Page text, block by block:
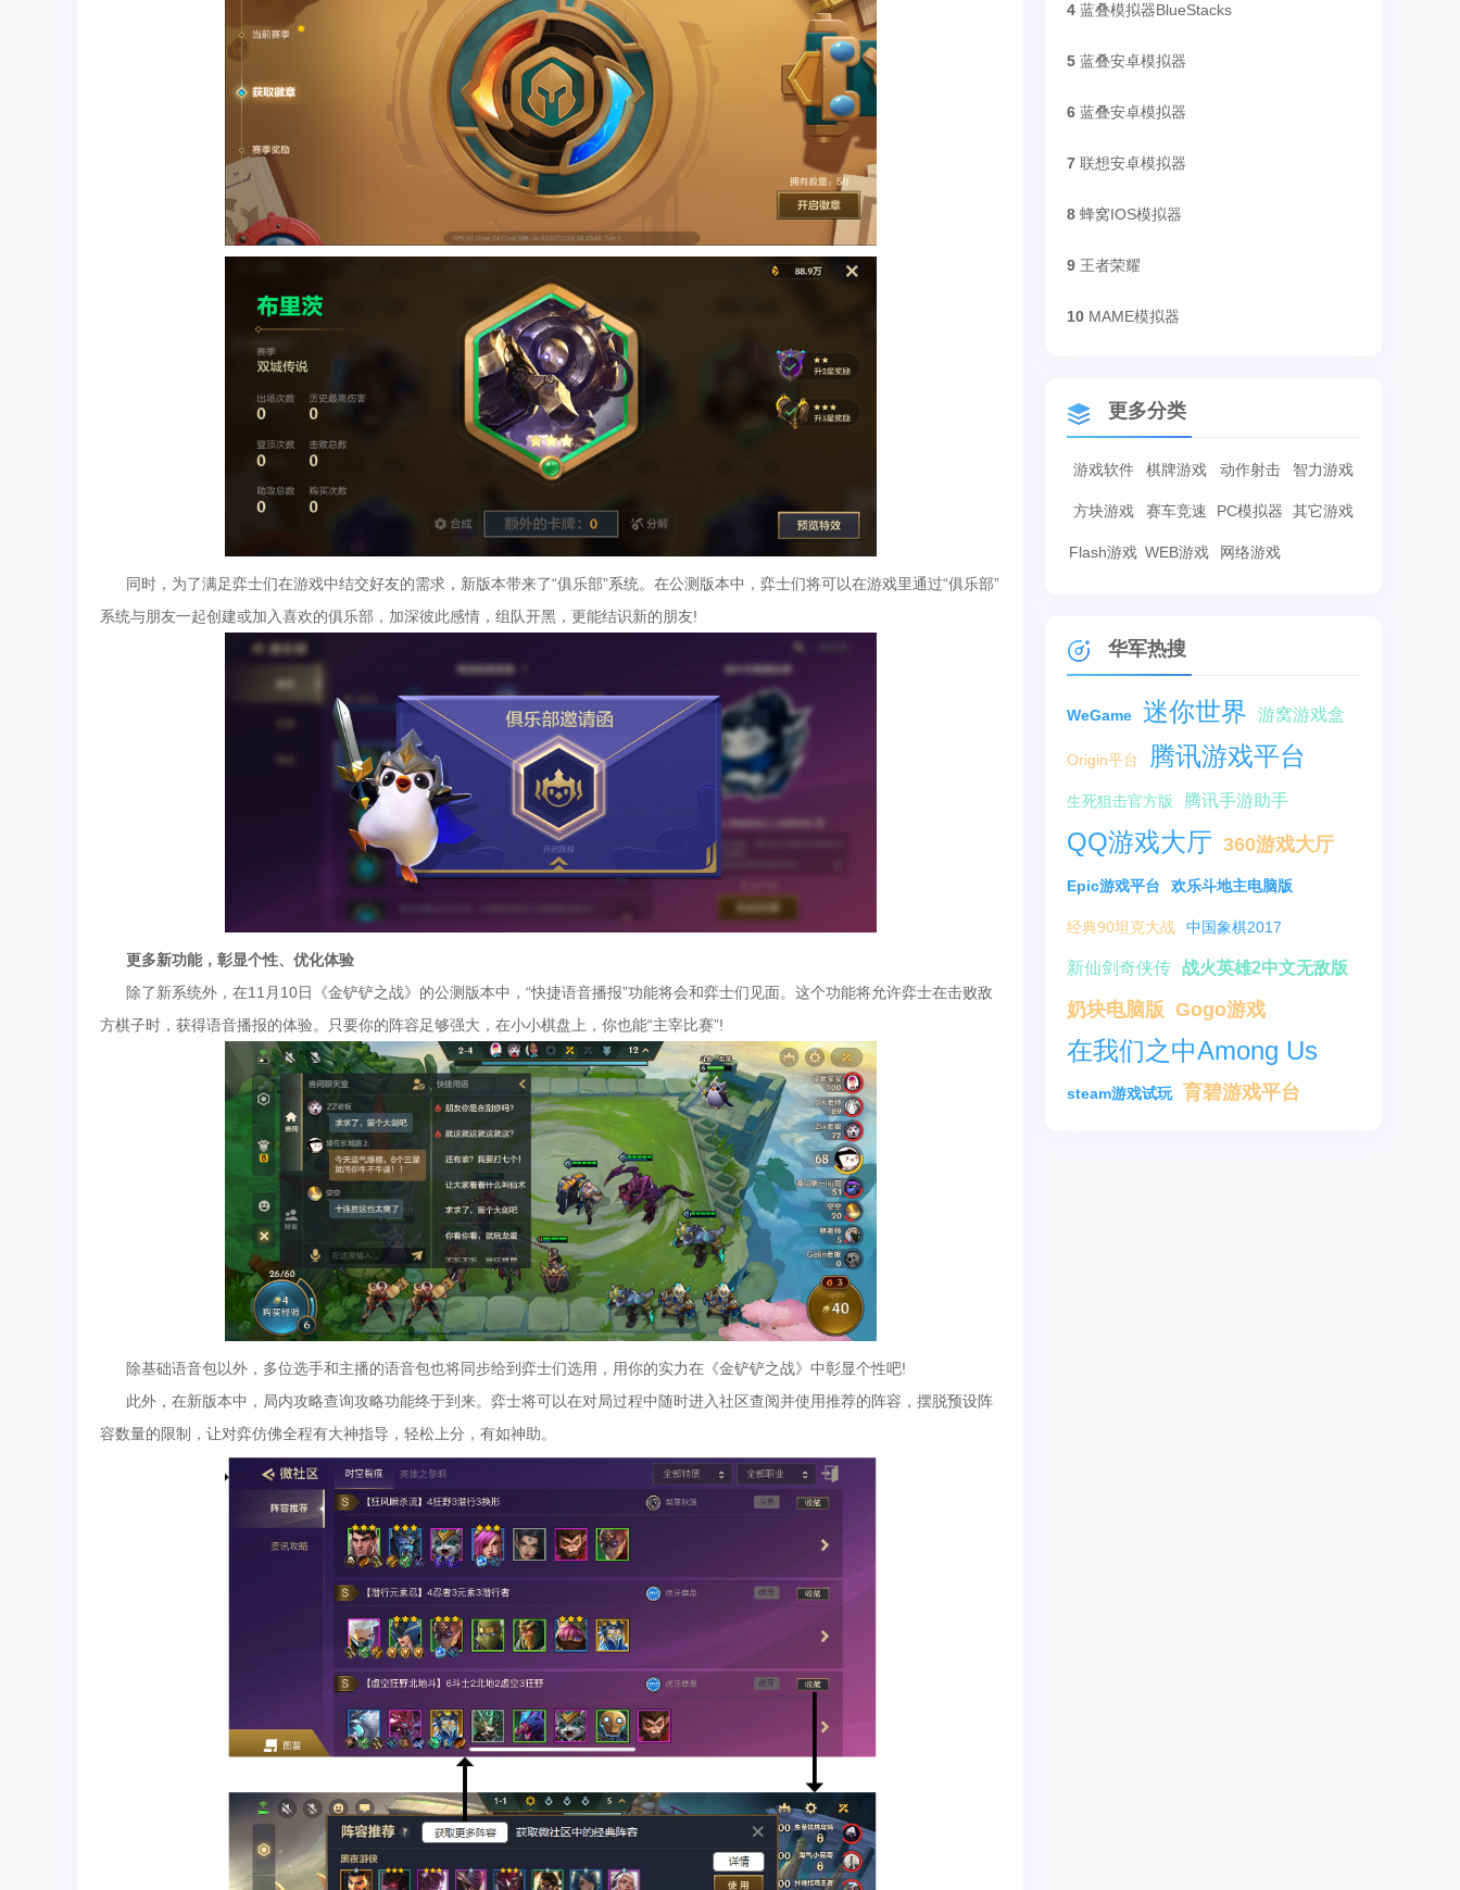
同时，为了满足弈士们在游戏中结交好友的需求，新版本带来了“俱乐部”系统。在公测版本中，弈士们将可以在游戏里通过“俱乐部”
系统与朋友一起创建或加入喜欢的俱乐部，加深彼此感情，组队开黑，更能结识新的朋友!
更多新功能，彰显个性、优化体验
除了新系统外，在11月10日《金铲铲之战》的公测版本中，“快捷语音播报”功能将会和弈士们见面。这个功能将允许弈士在击败敌
方棋子时，获得语音播报的体验。只要你的阵容足够强大，在小小棋盘上，你也能“主宰比赛”!
除基础语音包以外，多位选手和主播的语音包也将同步给到弈士们选用，用你的实力在《金铲铲之战》中彰显个性吧!
此外，在新版本中，局内攻略查询攻略功能终于到来。弈士将可以在对局过程中随时进入社区查阅并使用推荐的阵容，摆脱预设阵
容数量的限制，让对弈仿佛全程有大神指导，轻松上分，有如神助。
4 蓝叠模拟器BlueStacks
5 蓝叠安卓模拟器
6 蓝叠安卓模拟器
7 联想安卓模拟器
8 蜂窝IOS模拟器
9 王者荣耀
10 MAME模拟器
更多分类
游戏软件 棋牌游戏 动作射击 智力游戏
方块游戏 赛车竞速 PC模拟器 其它游戏
Flash游戏 WEB游戏 网络游戏
华军热搜
WeGame 迷你世界 游窝游戏盒
Origin平台 腾讯游戏平台
生死狙击官方版 腾讯手游助手
QQ游戏大厅 360游戏大厅
Epic游戏平台 欢乐斗地主电脑版
经典90坦克大战 中国象棋2017
新仙剑奇侠传 战火英雄2中文无敌版
奶块电脑版 Gogo游戏
在我们之中Among Us
steam游戏试玩 育碧游戏平台